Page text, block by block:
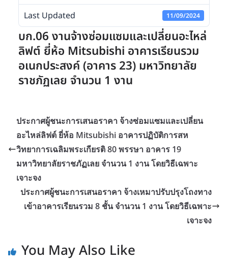
Last Updated 11/09/2024
บก.06 งานจ้างซ่อมแซมและเปลี่ยนอะไหล่
ลิฟต์ ยี่ห้อ Mitsubishi อาคารเรียนรวม
อเนกประสงค์ (อาคาร 23) มหาวิทยาลัย
ราชภัฏเลย จำนวน 1 งาน
ประกาศผู้ชนะการเสนอราคา จ้างซ่อมแซมและเปลี่ยน
อะไหล่ลิฟต์ ยี่ห้อ Mitsubishi อาคารปฏิบัติการสห
วิทยาการเฉลิมพระเกียรติ 80 พรรษา อาคาร 19
มหาวิทยาลัยราชภัฏเลย จำนวน 1 งาน โดยวิธีเฉพาะ
เจาะจง
ประกาศผู้ชนะการเสนอราคา จ้างเหมาปรับปรุงโถงทาง
เข้าอาคารเรียนรวม 8 ชั้น จำนวน 1 งาน โดยวิธีเฉพาะ
เจาะจง
You May Also Like